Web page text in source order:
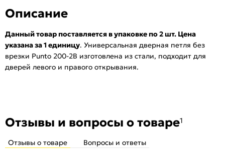
Описание
Данный товар поставляется в упаковке по 2 шт. Цена
указана за 1 единицу. Универсальная дверная петля без
врезки Punto 200-2B изготовлена из стали, подходит для
дверей левого и правого открывания.
Отзывы и вопросы о товаре1
Отзывы о товаре Вопросы и ответы